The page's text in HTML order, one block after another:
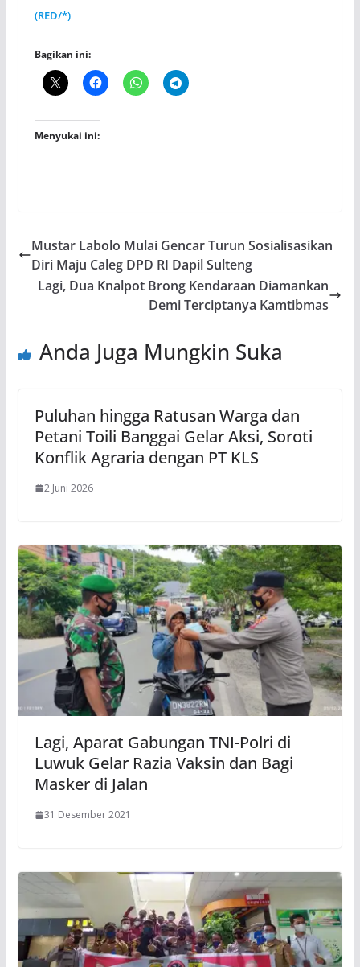
(RED/*)
Bagikan ini:
Menyukai ini:
Mustar Labolo Mulai Gencar Turun Sosialisasikan
Diri Maju Caleg DPD RI Dapil Sulteng
Lagi, Dua Knalpot Brong Kendaraan Diamankan
Demi Terciptanya Kamtibmas
Anda Juga Mungkin Suka
Puluhan hingga Ratusan Warga dan
Petani Toili Banggai Gelar Aksi, Soroti
Konflik Agraria dengan PT KLS
2 Juni 2026
Lagi, Aparat Gabungan TNI-Polri di
Luwuk Gelar Razia Vaksin dan Bagi
Masker di Jalan
31 Desember 2021